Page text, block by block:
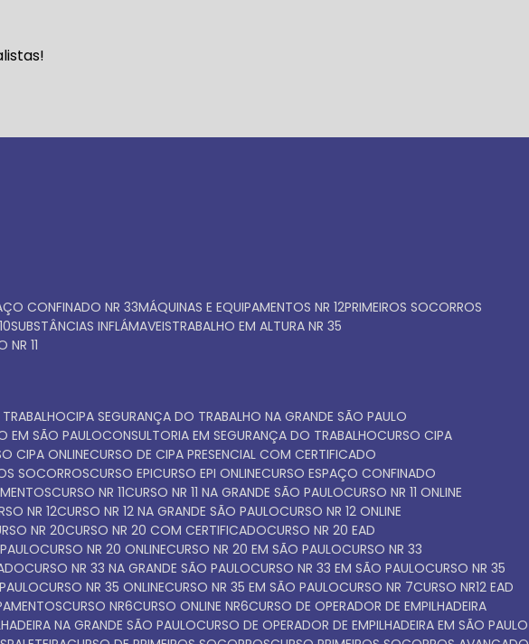
CONFINADO NR 33 MÁQUINAS E EQUIPAMENTOS NR 12 PRIMEIROS SOCORROS
SUBSTÂNCIAS INFLÁMAVEIS TRABALHO EM ALTURA NR 35
NR 11
TRABALHO CIPA SEGURANÇA DO TRABALHO NA GRANDE SÃO PAULO
EM SÃO PAULO CONSULTORIA EM SEGURANÇA DO TRABALHO CURSO CIPA
CIPA ONLINE CURSO DE CIPA PRESENCIAL COM CERTIFICADO
SOCORROS CURSO EPI CURSO EPI ONLINE CURSO ESPAÇO CONFINADO
CURSO NR 11 CURSO NR 11 NA GRANDE SÃO PAULO CURSO NR 11 ONLINE
NR 12 CURSO NR 12 NA GRANDE SÃO PAULO CURSO NR 12 ONLINE
NR 20 CURSO NR 20 COM CERTIFICADO CURSO NR 20 EAD
CURSO NR 20 ONLINE CURSO NR 20 EM SÃO PAULO CURSO NR 33
CURSO NR 33 NA GRANDE SÃO PAULO CURSO NR 33 EM SÃO PAULO CURSO NR 35
CURSO NR 35 ONLINE CURSO NR 35 EM SÃO PAULO CURSO NR 7 CURSO NR12 EAD
CURSO NR6 CURSO ONLINE NR6 CURSO DE OPERADOR DE EMPILHADEIRA
NA GRANDE SÃO PAULO CURSO DE OPERADOR DE EMPILHADEIRA EM SÃO PAULO